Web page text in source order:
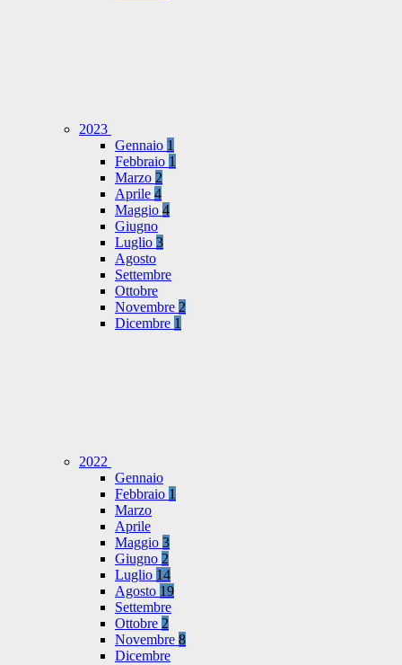
2023
Gennaio 1
Febbraio 1
Marzo 2
Aprile 4
Maggio 4
Giugno
Luglio 3
Agosto
Settembre
Ottobre
Novembre 2
Dicembre 1
2022
Gennaio
Febbraio 1
Marzo
Aprile
Maggio 3
Giugno 2
Luglio 14
Agosto 19
Settembre
Ottobre 2
Novembre 8
Dicembre